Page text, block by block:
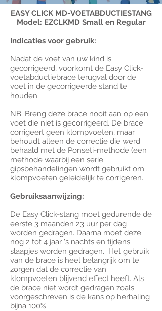
EASY CLICK MD-VOETABDUCTIESTANG
Model: EZCLKMD Small en Regular
Indicaties voor gebruik:
Nadat de voet van uw kind is
gecorrigeerd, voorkomt de Easy Click-
voetabductiebrace terugval door de
voet in de gecorrigeerde stand te
houden.
NB: Breng deze brace nooit aan op een
voet die niet is gecorrigeerd. De brace
corrigeert geen klompvoeten, maar
behoudt alleen de correctie die werd
behaald met de Ponseti-methode (een
methode waarbij een serie
gipsbehandelingen wordt gebruikt om
klompvoeten geleidelijk te corrigeren.
Gebruiksaanwijzing:
De Easy Click-stang moet gedurende de
eerste 3 maanden 23 uur per dag
worden gedragen. Daarna moet deze
nog 2 tot 4 jaar 's nachts en tijdens
slaapjes worden gedragen. Het gebruik
van de brace is heel belangrijk om te
zorgen dat de correctie van
klompvoeten blijvend effect heeft. Als
de brace niet wordt gedragen zoals
voorgeschreven is de kans op herhaling
bijna 100%.